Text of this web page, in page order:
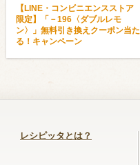
【LINE・コンビニエンスストア
限定】「－196〈ダブルレモ
ン〉」無料引き換えクーポン当た
る！キャンペーン
レシピッタとは？